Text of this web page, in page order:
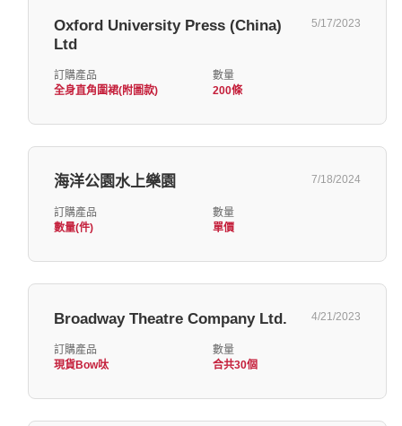
Oxford University Press (China)
Ltd
5/17/2023
訂購產品
全身直角圍裙(附圖款)
數量
200條
海洋公園水上樂園 7/18/2024
訂購產品
數量(件)
數量
單價
Broadway Theatre Company Ltd. 4/21/2023
訂購產品
現貨Bow呔
數量
合共30個